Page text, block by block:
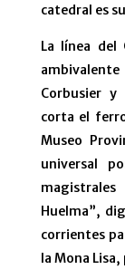
catedral es
La línea del
Corbusier
corta el
Museo
universal
Huelma”,
corrientes
la Mona Lisa,